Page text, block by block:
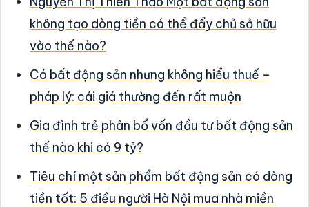
không tạo dòng tiền có thể đẩy chủ sở hữu
vào thế nào?
Có bất động sản nhưng không hiểu thuế –
pháp lý: cái giá thường đến rất muộn
Gia đình trẻ phân bổ vốn đầu tư bất động sản
thế nào khi có 9 tỷ?
Tiêu chí một sản phẩm bất động sản có dòng
tiền tốt: 5 điều người Hà Nội mua nhà miền